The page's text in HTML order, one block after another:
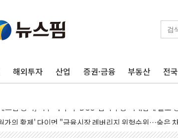
해외투자 산업 증권·금융 부동산 전국
김정관 장관 "영업이익 N% 성과급 반대…상법·자본시장
욕증시 프리뷰, 미 주가선물 AI주 차익실현 속 혼조세...웨
와대, 북한 단거리 탄도미사일 발사에 긴급 안보 점검회의
도증시] 중동 긴장 완화에 실적 호조까지, 상승...호실적
, 1인칭시점 드론으로 우크라 민간인 '사파리' 공격… 시민
가의 황제' 다이먼 "금융시장 레버리지 위험수위…숨은
주 섬유염색공장서 화재 1명 중상…대응 1단계 진압 중